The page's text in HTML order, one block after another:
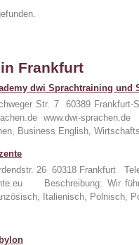
Frankfurt
dwi Sprachtraining und
Str. 7 60389
www.dwi-
Business English,
26 60318 Frankfurt
Beschreibung: Wir
Italienisch, Polnisch,